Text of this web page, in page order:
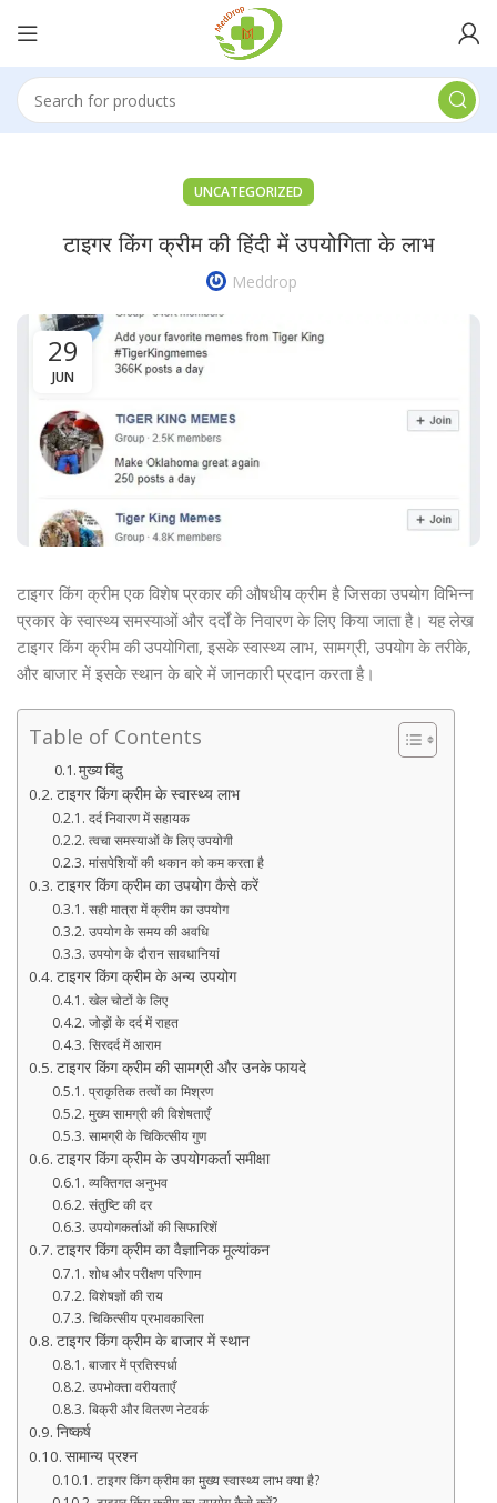
UNCATEGORIZED
टाइगर किंग क्रीम की हिंदी में उपयोगिता के लाभ
Meddrop
29
JUN
टाइगर किंग क्रीम एक विशेष प्रकार की औषधीय क्रीम है जिसका उपयोग विभिन्न
प्रकार के स्वास्थ्य समस्याओं और दर्दों के निवारण के लिए किया जाता है। यह लेख
टाइगर किंग क्रीम की उपयोगिता, इसके स्वास्थ्य लाभ, सामग्री, उपयोग के तरीके,
और बाजार में इसके स्थान के बारे में जानकारी प्रदान करता है।
Table of Contents
मुख्य बिंदु
टाइगर किंग क्रीम के स्वास्थ्य लाभ
दर्द निवारण में सहायक
त्वचा समस्याओं के लिए उपयोगी
मांसपेशियों की थकान को कम करता है
टाइगर किंग क्रीम का उपयोग कैसे करें
सही मात्रा में क्रीम का उपयोग
उपयोग के समय की अवधि
उपयोग के दौरान सावधानियां
टाइगर किंग क्रीम के अन्य उपयोग
खेल चोटों के लिए
जोड़ों के दर्द में राहत
सिरदर्द में आराम
टाइगर किंग क्रीम की सामग्री और उनके फायदे
प्राकृतिक तत्वों का मिश्रण
मुख्य सामग्री की विशेषताएँ
सामग्री के चिकित्सीय गुण
टाइगर किंग क्रीम के उपयोगकर्ता समीक्षा
व्यक्तिगत अनुभव
संतुष्टि की दर
उपयोगकर्ताओं की सिफारिशें
टाइगर किंग क्रीम का वैज्ञानिक मूल्यांकन
शोध और परीक्षण परिणाम
विशेषज्ञों की राय
चिकित्सीय प्रभावकारिता
टाइगर किंग क्रीम के बाजार में स्थान
बाजार में प्रतिस्पर्धा
उपभोक्ता वरीयताएँ
बिक्री और वितरण नेटवर्क
निष्कर्ष
सामान्य प्रश्न
टाइगर किंग क्रीम का मुख्य स्वास्थ्य लाभ क्या है?